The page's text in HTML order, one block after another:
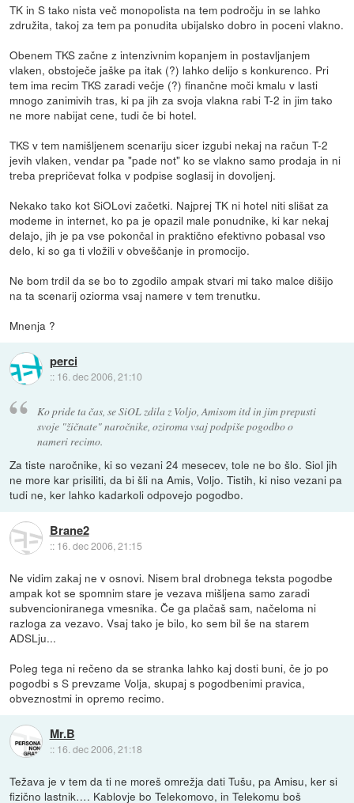
TK in S tako nista več monopolista na tem področju in se lahko
združita, takoj za tem pa ponudita ubijalsko dobro in poceni vlakno.
Obenem TKS začne z intenzivnim kopanjem in postavljanjem
vlaken, obstoječe jaške pa itak (?) lahko delijo s konkurenco. Pri
tem ima recim TKS zaradi večje (?) finančne moči kmalu v lasti
mnogo zanimivih tras, ki pa jih za svoja vlakna rabi T-2 in jim tako
ne more nabijat cene, tudi če bi hotel.
TKS v tem namišljenem scenariju sicer izgubi nekaj na račun T-2
jevih vlaken, vendar pa "pade not" ko se vlakno samo prodaja in ni
treba prepričevat folka v podpise soglasij in dovoljenj.
Nekako tako kot SiOLovi začetki. Najprej TK ni hotel niti slišat za
modeme in internet, ko pa je opazil male ponudnike, ki kar nekaj
delajo, jih je pa vse pokončal in praktično efektivno pobasal vso
delo, ki so ga ti vložili v obveščanje in promocijo.
Ne bom trdil da se bo to zgodilo ampak stvari mi tako malce dišijo
na ta scenarij oziorma vsaj namere v tem trenutku.
Mnenja ?
perci
:: 16. dec 2006, 21:10
Ko pride ta čas, se SiOL zdila z Voljo, Amisom itd in jim prepusti
svoje "žičnate" naročnike, oziroma vsaj podpiše pogodbo o
nameri recimo.
Za tiste naročnike, ki so vezani 24 mesecev, tole ne bo šlo. Siol jih
ne more kar prisiliti, da bi šli na Amis, Voljo. Tistih, ki niso vezani pa
tudi ne, ker lahko kadarkoli odpovejo pogodbo.
Brane2
:: 16. dec 2006, 21:15
Ne vidim zakaj ne v osnovi. Nisem bral drobnega teksta pogodbe
ampak kot se spomnim stare je vezava mišljena samo zaradi
subvencioniranega vmesnika. Če ga plačaš sam, načeloma ni
razloga za vezavo. Vsaj tako je bilo, ko sem bil še na starem
ADSLju...
Poleg tega ni rečeno da se stranka lahko kaj dosti buni, če jo po
pogodbi s S prevzame Volja, skupaj s pogodbenimi pravica,
obveznostmi in opremo recimo.
Mr.B
:: 16. dec 2006, 21:18
Težava je v tem da ti ne moreš omrežja dati Tušu, pa Amisu, ker si
fizično lastnik…. Kablovje bo Telekomovo, in Telekomu boš